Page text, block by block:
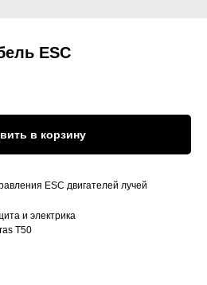
ESC
в корзину
ESC двигателей лучей
и электрика
T50